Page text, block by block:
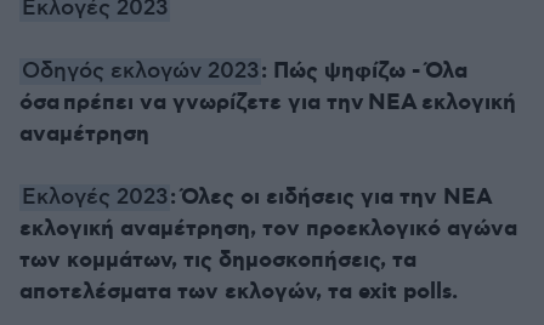
Εκλογές 2023
Οδηγός εκλογών 2023: Πώς ψηφίζω - Όλα
όσα πρέπει να γνωρίζετε για την ΝΕΑ εκλογική
αναμέτρηση
Εκλογές 2023: Όλες οι ειδήσεις για την ΝΕΑ
εκλογική αναμέτρηση, τον προεκλογικό αγώνα
των κομμάτων, τις δημοσκοπήσεις, τα
αποτελέσματα των εκλογών, τα exit polls.